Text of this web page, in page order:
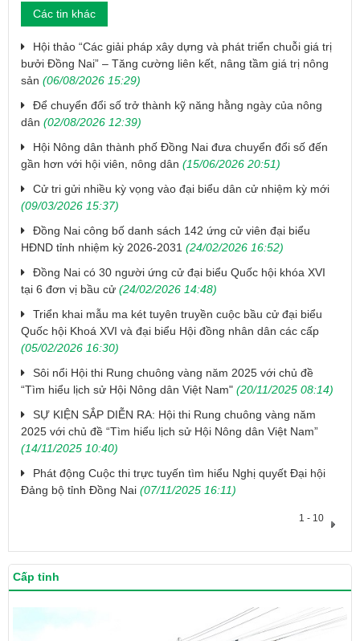
Các tin khác
Hội thảo “Các giải pháp xây dựng và phát triển chuỗi giá trị
bưởi Đồng Nai” – Tăng cường liên kết, nâng tầm giá trị nông
sản (06/08/2026 15:29)
Để chuyển đổi số trở thành kỹ năng hằng ngày của nông
dân (02/08/2026 12:39)
Hội Nông dân thành phố Đồng Nai đưa chuyển đổi số đến
gần hơn với hội viên, nông dân (15/06/2026 20:51)
Cử tri gửi nhiều kỳ vọng vào đại biểu dân cử nhiệm kỳ mới
(09/03/2026 15:37)
Đồng Nai công bố danh sách 142 ứng cử viên đại biểu
HĐND tỉnh nhiệm kỳ 2026-2031 (24/02/2026 16:52)
Đồng Nai có 30 người ứng cử đại biểu Quốc hội khóa XVI
tại 6 đơn vị bầu cử (24/02/2026 14:48)
Triển khai mẫu ma két tuyên truyền cuộc bầu cử đại biểu
Quốc hội Khoá XVI và đại biểu Hội đồng nhân dân các cấp
(05/02/2026 16:30)
Sôi nổi Hội thi Rung chuông vàng năm 2025 với chủ đề
“Tìm hiểu lịch sử Hội Nông dân Việt Nam" (20/11/2025 08:14)
SỰ KIỆN SẮP DIỄN RA: Hội thi Rung chuông vàng năm
2025 với chủ đề “Tìm hiểu lịch sử Hội Nông dân Việt Nam”
(14/11/2025 10:40)
Phát động Cuộc thi trực tuyến tìm hiểu Nghị quyết Đại hội
Đảng bộ tỉnh Đồng Nai (07/11/2025 16:11)
1 - 10
Cấp tỉnh